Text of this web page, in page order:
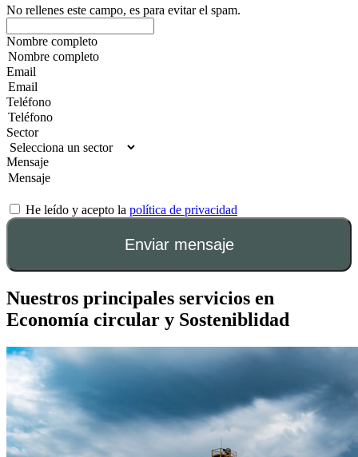
No rellenes este campo, es para evitar el spam.
Nombre completo
Email
Teléfono
Sector
Mensaje
He leído y acepto la política de privacidad
Enviar mensaje
Nuestros principales servicios en
Economía circular y Sosteniblidad